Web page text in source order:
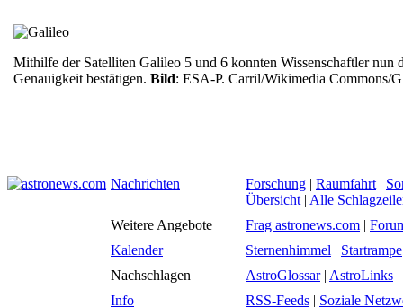
Mithilfe der Satelliten Galileo 5 und 6 konnten Wissenschaftler
Genauigkeit bestätigen. Bild: ESA-P. Carril/Wikimedia Commons/
Nachrichten Forschung | Raumfahrt |
Übersicht | Alle
Weitere Angebote
Frag astronews.com |
Kalender
Sternenhimmel | Startrampe
Nachschlagen
AstroGlossar| AstroLinks
Info
RSS-Feeds | Soziale